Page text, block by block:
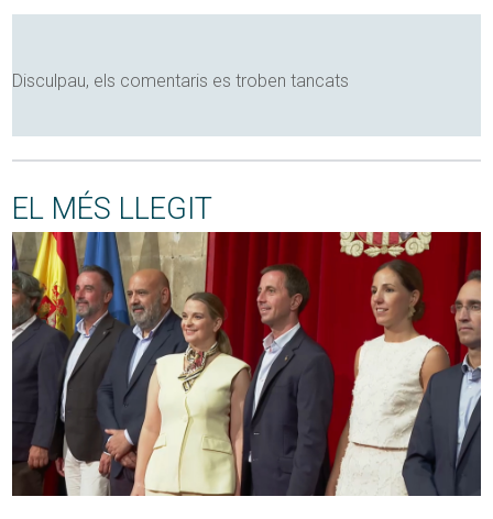
Disculpau, els comentaris es troben tancats
EL MÉS LLEGIT